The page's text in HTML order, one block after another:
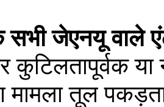
जेएनयू वाले
या
तूल